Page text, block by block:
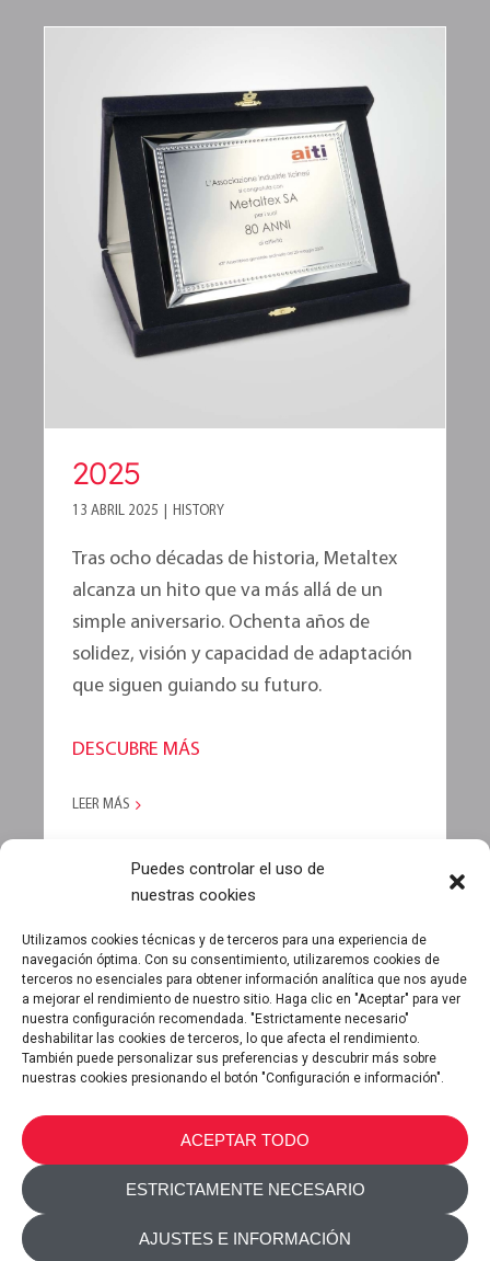
Puedes controlar el uso de
nuestras cookies
Utilizamos cookies técnicas y de terceros para una experiencia de
navegación óptima. Con su consentimiento, utilizaremos cookies de
terceros no esenciales para obtener información analítica que nos ayude
a mejorar el rendimiento de nuestro sitio. Haga clic en "Aceptar" para ver
nuestra configuración recomendada. "Estrictamente necesario"
deshabilitar las cookies de terceros, lo que afecta el rendimiento.
También puede personalizar sus preferencias y descubrir más sobre
nuestras cookies presionando el botón "Configuración e información".
ACEPTAR TODO
ESTRICTAMENTE NECESARIO
AJUSTES E INFORMACIÓN
2025
2025
13 ABRIL 2025 HISTORY
Tras ocho décadas de historia, Metaltex
alcanza un hito que va más allá de un
simple aniversario. Ochenta años de
solidez, visión y capacidad de adaptación
que siguen guiando su futuro.
DESCUBRE MÁS
LEER MÁS
CARGAR MÁS ENTRADAS
METALTEX SA © 2023 Powered by Ticyweb
POLITICA DE PRIVACIDAD